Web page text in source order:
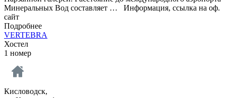
Минеральных Вод составляет … Информация, ссылка на оф.
сайт
Подробнее
VERTEBRA
Хостел
1 номер
Кисловодск,